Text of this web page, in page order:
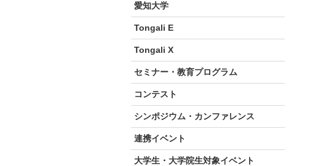
愛知大学
Tongali E
Tongali X
セミナー・教育プログラム
コンテスト
シンポジウム・カンファレンス
連携イベント
大学生・大学院生対象イベント